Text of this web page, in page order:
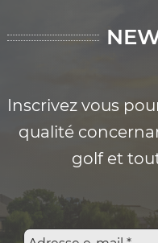
Inscrivez vous
qualité
golf et